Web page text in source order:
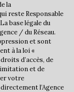
la
reste Responsable
base légale du
/ du Réseau.
et sont
à la loi «
d’accès, de
et de
votre
l’Agence